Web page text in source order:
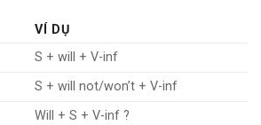
VÍ DỤ
S + will + V-inf
S + will not/won’t + V-inf
Will + S + V-inf ?